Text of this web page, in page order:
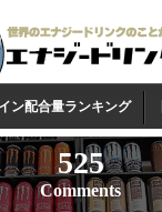
ン配合量ランキング
525
Comments